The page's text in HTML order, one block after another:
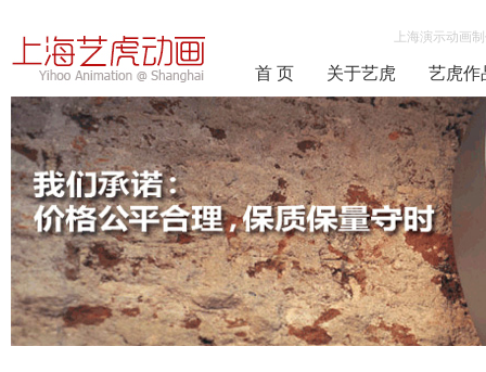
上海演示动画
首 页 关于艺虎 艺虎作